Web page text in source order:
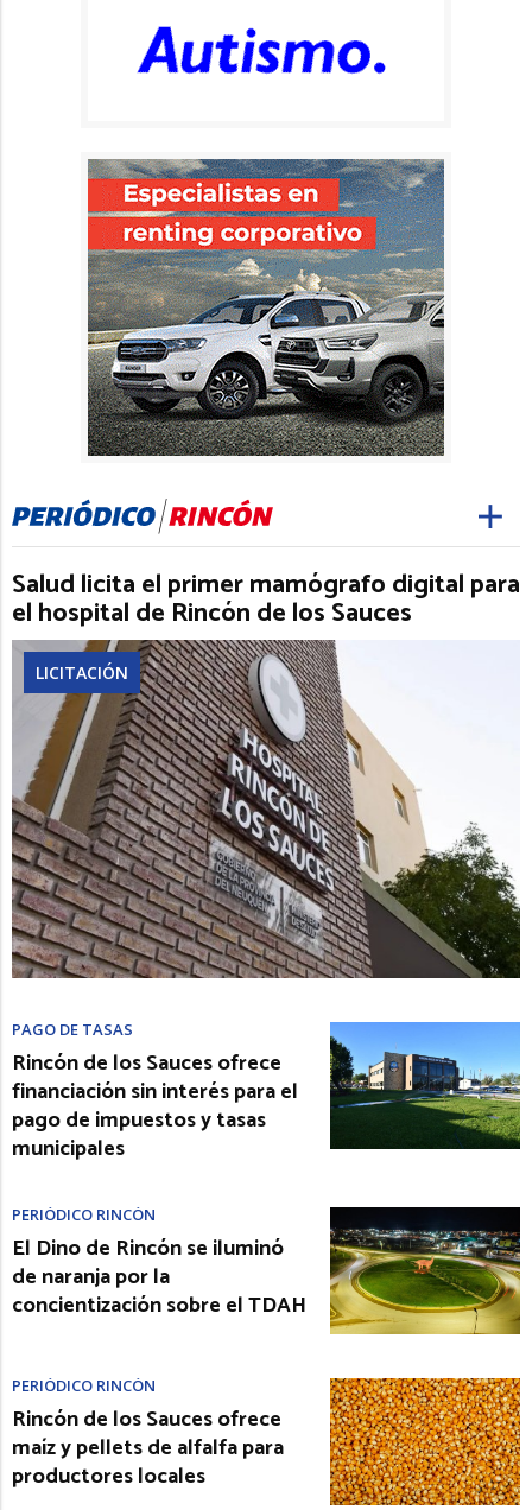
Salud licita el primer mamógrafo digital para
el hospital de Rincón de los Sauces
LICITACIÓN
PAGO DE TASAS
Rincón de los Sauces ofrece
financiación sin interés para el
pago de impuestos y tasas
municipales
PERIÓDICO RINCÓN
El Dino de Rincón se iluminó
de naranja por la
concientización sobre el TDAH
PERIÓDICO RINCÓN
Rincón de los Sauces ofrece
maíz y pellets de alfalfa para
productores locales